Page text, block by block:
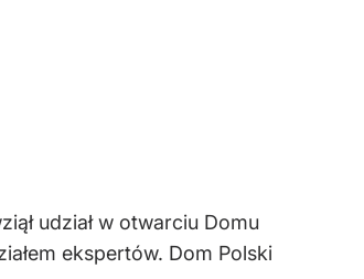
udział w otwarciu Domu
ekspertów. Dom Polski